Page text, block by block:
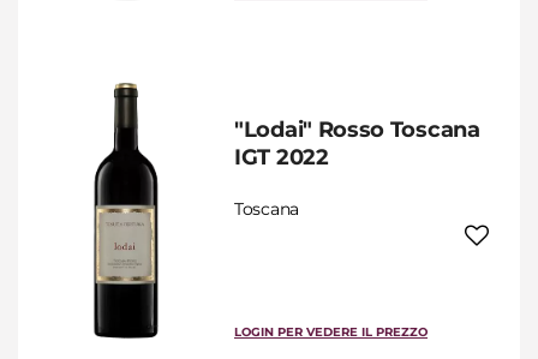
"Lodai" Rosso Toscana
IGT 2022
Toscana
LOGIN PER VEDERE IL PREZZO